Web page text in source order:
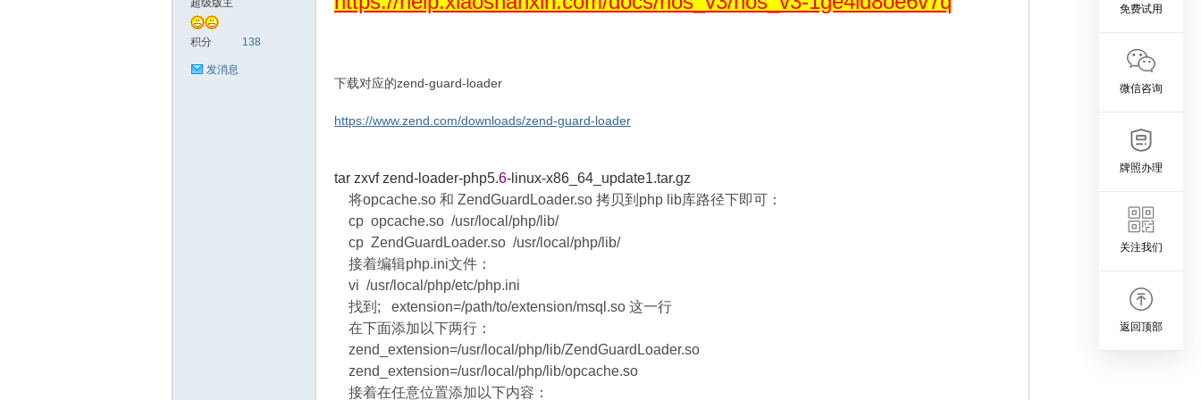
超级版主
积分 138
发消息
下载对应的zend-guard-loader
https://www.zend.com/downloads/zend-guard-loader
tar zxvf zend-loader-php5.6-linux-x86_64_update1.tar.gz
将opcache.so 和 ZendGuardLoader.so 拷贝到php lib库路径下即可：
cp opcache.so /usr/local/php/lib/
cp ZendGuardLoader.so /usr/local/php/lib/
接着编辑php.ini文件：
vi /usr/local/php/etc/php.ini
找到; extension=/path/to/extension/msql.so 这一行
在下面添加以下两行：
zend_extension=/usr/local/php/lib/ZendGuardLoader.so
zend_extension=/usr/local/php/lib/opcache.so
接着在任意位置添加以下内容：
免费试用
微信咨询
牌照办理
关注我们
返回顶部